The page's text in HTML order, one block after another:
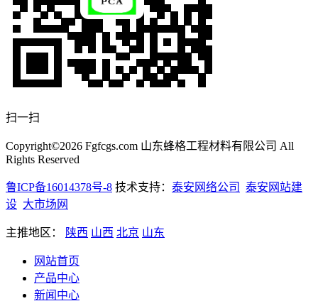
扫一扫
Copyright©2026 Fgfcgs.com 山东蜂格工程材料有限公司 All
Rights Reserved
鲁ICP备16014378号-8 技术支持： 泰安网络公司
泰安网站建
设 大市场网
主推地区： 陕西 山西 北京 山东
网站首页
产品中心
新闻中心